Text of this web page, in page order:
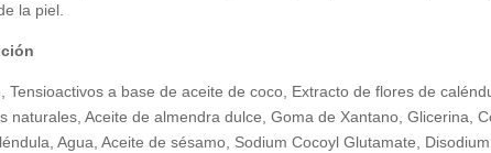
la piel.
Tensioactivos a base de aceite de coco, Extracto de flores de
naturales, Aceite de almendra dulce, Goma de Xantano, Glicerina,
Agua, Aceite de sésamo, Sodium Cocoyl Glutamate,